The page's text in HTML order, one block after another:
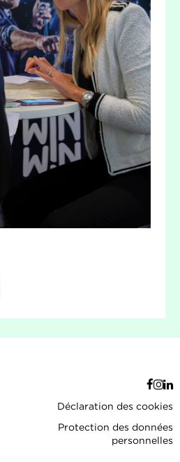
Déclaration des cookies
Protection des données
personnelles